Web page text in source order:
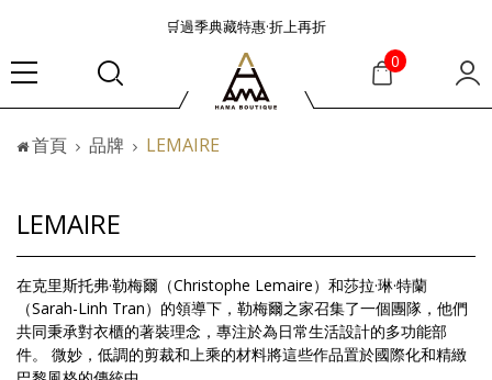
🛒過季典藏特惠·折上再折
👜大容量包款美學從不只是收納
『折扣』降臨，將時髦夏季全部收藏
🟤「萬元初」入手HEREU小眾靜奢品牌包款
🟤TODS的義大利經典美學超越了短暫流行
🟤「萬元初」入手HEREU小眾靜奢品牌包款
0
首頁 品牌 LEMAIRE
LEMAIRE
在克里斯托弗·勒梅爾（Christophe Lemaire）和莎拉·琳·特蘭
（Sarah-Linh Tran）的領導下，勒梅爾之家召集了一個團隊，他們
共同秉承對衣櫃的著裝理念，專注於為日常生活設計的多功能部
件。 微妙，低調的剪裁和上乘的材料將這些作品置於國際化和精緻